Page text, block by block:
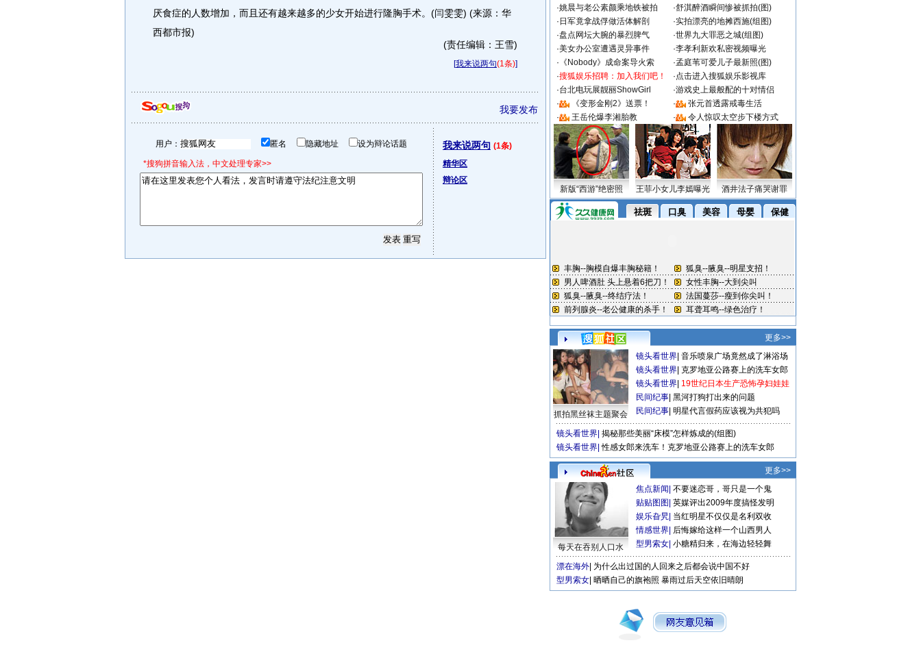
厌食症的人数增加，而且还有越来越多的少女开始进行隆胸手术。(闫雯雯) (来源：华
西都市报)
(责任编辑：王雪)
[我来说两句(1条)]
我要发布
用户： 匿名 隐藏地址 设为辩论话题
*搜狗拼音输入法，中文处理专家>>
我来说两句 (1条)
精华区
辩论区
·姚晨与老公素颜乘地铁被拍 ·舒淇醉酒瞬间惨被抓拍(图)
· 日军竟拿战俘做活体解剖 ·实拍漂亮的地摊西施(组图)
·盘点网坛大腕的暴烈脾气 ·世界九大罪恶之城(组图)
·美女办公室遭遇灵异事件 ·李孝利新欢私密视频曝光
· 《Nobody》成命案导火索 ·孟庭苇可爱儿子最新照(图)
·搜狐娱乐招聘：加入我们吧！ ·点击进入搜狐娱乐影视库
·台北电玩展靓丽ShowGirl ·游戏史上最般配的十对情侣
·
《变形金刚2》送票！ ·
张元首透露戒毒生活
·
王岳伦爆李湘胎教 · 令人惊叹太空步下楼方式
新版“西游”绝密照 王菲小女儿李嫣曝光 酒井法子痛哭谢罪
更多>>
抓拍黑丝袜主题聚会
镜头看世界 音乐喷泉广场竟然成了淋浴场
镜头看世界 克罗地亚公路赛上的洗车女郎
镜头看世界 19世纪日本生产恐怖孕妇娃娃
民间纪事 黑河打狗打出来的问题
民间纪事 明星代言假药应该视为共犯吗
镜头看世界 揭秘那些美丽“床模”怎样炼成的(组图)
镜头看世界 性感女郎来洗车！克罗地亚公路赛上的洗车女郎
更多>>
每天在吞别人口水
焦点新闻 不要迷恋哥，哥只是一个鬼
贴贴图图 英媒评出2009年度搞怪发明
娱乐旮旯 当红明星不仅仅是名利双收
情感世界 后悔嫁给这样一个山西男人
型男索女 小糖精归来，在海边轻轻舞
漂在海外 为什么出过国的人回来之后都会说中国不好
型男索女 晒晒自己的旗袍照 暴雨过后天空依旧晴朗